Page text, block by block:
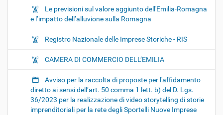
Le previsioni sul valore aggiunto dell'Emilia-Romagna
e l’impatto dell’alluvione sulla Romagna
Registro Nazionale delle Imprese Storiche - RIS
CAMERA DI COMMERCIO DELL’EMILIA
Avviso per la raccolta di proposte per l'affidamento
diretto ai sensi dell’art. 50 comma 1 lett. b) del D. Lgs.
36/2023 per la realizzazione di video storytelling di storie
imprenditoriali per la rete degli Sportelli Nuove Imprese